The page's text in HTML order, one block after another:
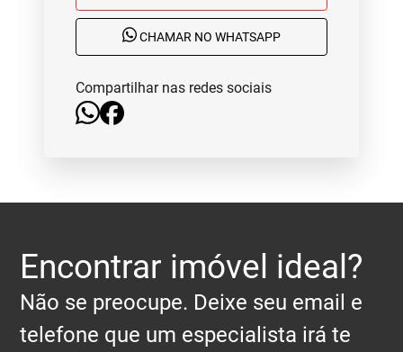
CHAMAR NO WHATSAPP
Compartilhar nas redes sociais
Encontrar imóvel ideal?
Não se preocupe. Deixe seu email e
telefone que um especialista irá te